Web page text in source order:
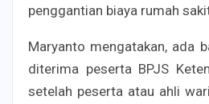
penggantian biaya rumah
Maryanto mengatakan, ada
diterima peserta BPJS
setelah peserta atau ahli